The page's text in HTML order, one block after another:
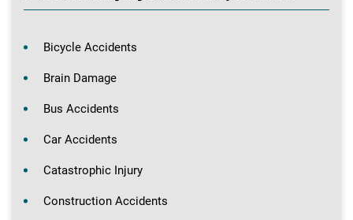
Bicycle Accidents
Brain Damage
Bus Accidents
Car Accidents
Catastrophic Injury
Construction Accidents